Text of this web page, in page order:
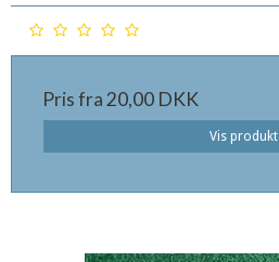
Pris fra 20,00 DKK
Vis produkt